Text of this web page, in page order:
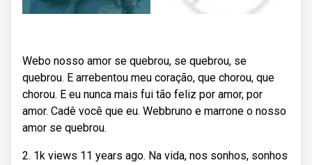
Webo nosso amor se quebrou, se quebrou, se
quebrou. E arrebentou meu coração, que chorou, que
chorou. E eu nunca mais fui tão feliz por amor, por
amor. Cadê você que eu. Webbruno e marrone o nosso
amor se quebrou.
2. 1k views 11 years ago. Na vida, nos sonhos, sonhos